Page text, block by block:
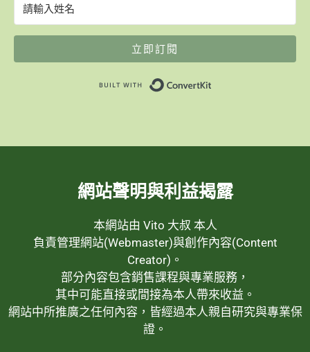
立即訂閱
網站聲明與利益揭露
本網站由 Vito 大叔 本人
負責管理網站(Webmaster)與創作內容(Content
Creator)。
部分內容包含銷售課程與專業服務，
其中可能直接或間接為本人帶來收益。
網站中所推廣之任何內容，皆經過本人親自研究與專業保
證。